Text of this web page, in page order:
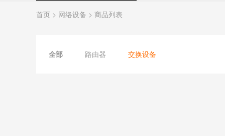
首页 > 网络设备 > 商品列表
全部 路由器 交换设备